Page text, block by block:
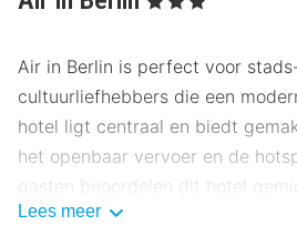
Air in Berlin is perfect voor
cultuurliefhebbers die een
hotel ligt centraal en biedt
het openbaar vervoer en de
gasten beoordelen dit hotel
Lees meer